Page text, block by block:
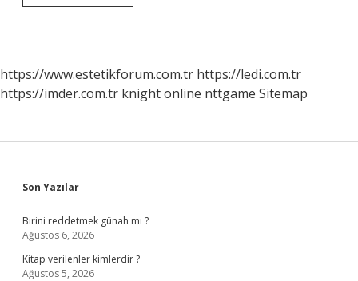
Baskı
https://www.estetikforum.com.tr https://ledi.com.tr
https://imder.com.tr knight online nttgame Sitemap
Sidebar
Son Yazılar
Birini reddetmek günah mı ?
Ağustos 6, 2026
Kitap verilenler kimlerdir ?
Ağustos 5, 2026